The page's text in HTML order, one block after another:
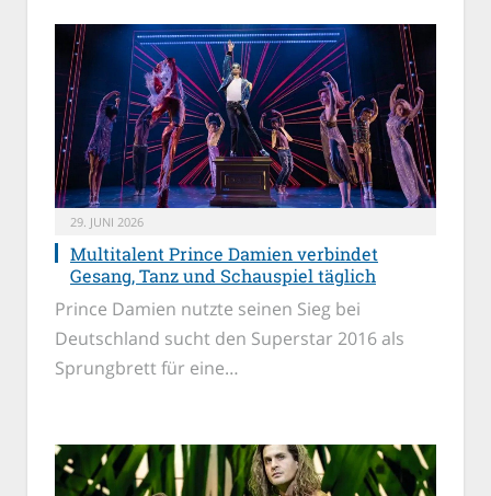
29. JUNI 2026
Multitalent Prince Damien verbindet
Gesang, Tanz und Schauspiel täglich
Prince Damien nutzte seinen Sieg bei
Deutschland sucht den Superstar 2016 als
Sprungbrett für eine…